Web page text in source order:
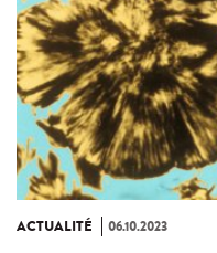
ACTUALITÉ 06.10.2023